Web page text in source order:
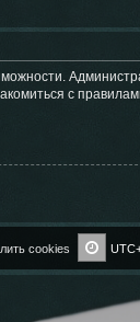
с
cookies